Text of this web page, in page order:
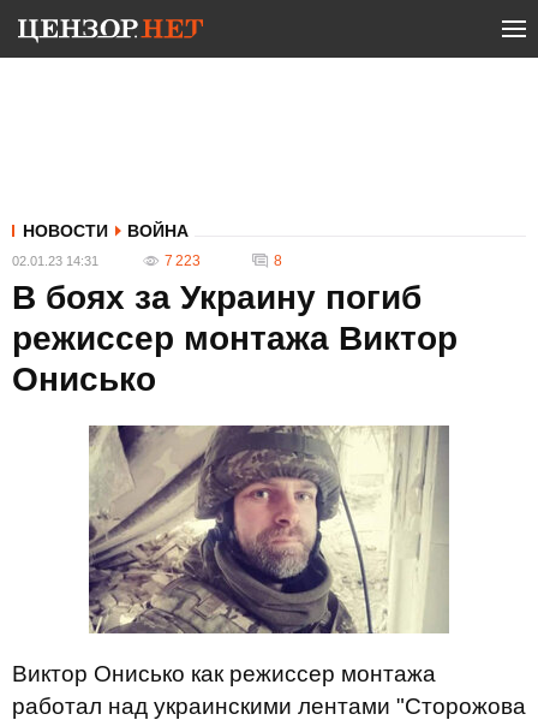
НОВОСТИ ВОЙНА
02.01.23 14:31 7 223 8
В боях за Украину погиб
режиссер монтажа Виктор
Онисько
Виктор Онисько как режиссер монтажа
работал над украинскими лентами "Сторожова